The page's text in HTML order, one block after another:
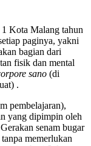
Kota Malang tahun
paginya, yakni
bagian dari
fisik dan mental
sano (di
.
pembelajaran),
yang dipimpin oleh
senam bugar
memerlukan